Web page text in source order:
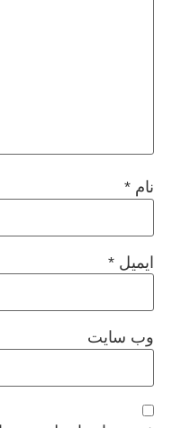
نام *
ایمیل *
وب‌ سایت